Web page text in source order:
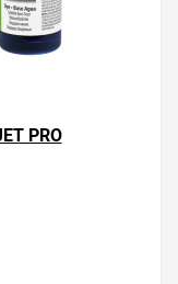
чернилами и
цвету
PRO